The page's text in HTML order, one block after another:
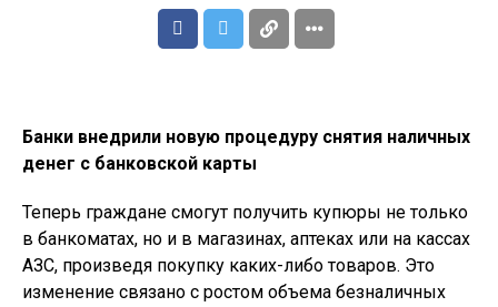
Банки внедрили новую процедуру снятия наличных
денег с банковской карты
Теперь граждане смогут получить купюры не только
в банкоматах, но и в магазинах, аптеках или на кассах
АЗС, произведя покупку каких-либо товаров. Это
изменение связано с ростом объема безналичных